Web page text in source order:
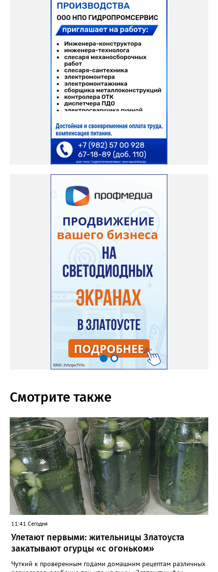
Смотрите также
11:41 Сегодня
Улетают первыми: жительницы Златоуста
закатывают огурцы «с огоньком»
Чуткий к проверенным годами домашним рецептам различных